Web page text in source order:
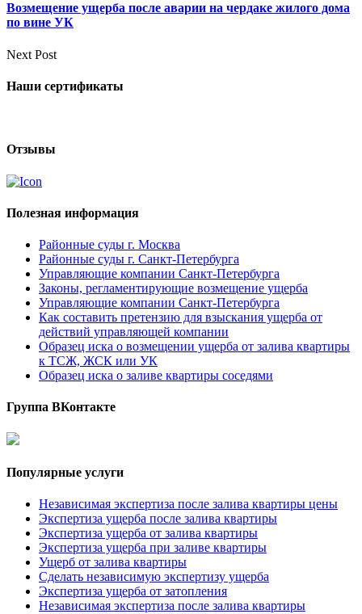
Возмещение ущерба после аварии на чердаке жилого дома
по вине УК
Next Post
Наши сертификаты
Отзывы
Полезная информация
Районные суды г. Москва
Районные суды г. Санкт-Петербурга
Управляющие компании Санкт-Петербурга
Законы, регламентирующие возмещение ущерба
Управляющие компании Санкт-Петербурга
Как составить претензию для взыскания ущерба от
действий управляющей компании
Образец иска о возмещении ущерба от залива квартиры
к ТСЖ, ЖСК или УК
Образец иска о заливе квартиры соседями
Группа ВКонтакте
Популярные услуги
Независимая экспертиза после залива квартиры цены
Экспертиза ущерба после залива квартиры
Экспертиза ущерба от залива квартиры
Экспертиза ущерба при заливе квартиры
Ущерб от залива квартиры
Cделать независимую экспертизу ущерба
Экспертиза ущерба от затопления
Независимая экспертиза после залива квартиры